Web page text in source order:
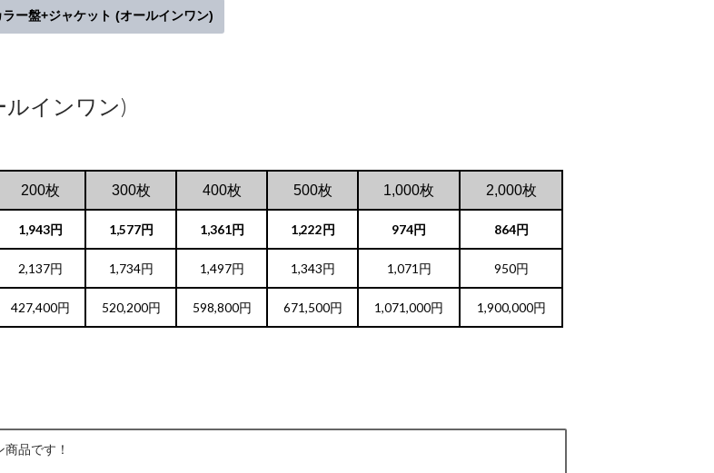
ー盤+ジャケット (オールインワン)
ルインワン)
200枚 300枚 400枚 500枚 1,000枚 2,000枚
1,943円 1,577円 1,361円 1,222円 974円 864円
2,137円 1,734円 1,497円 1,343円 1,071円 950円
427,400円 520,200円 598,800円 671,500円 1,071,000円 1,900,000円
品です！